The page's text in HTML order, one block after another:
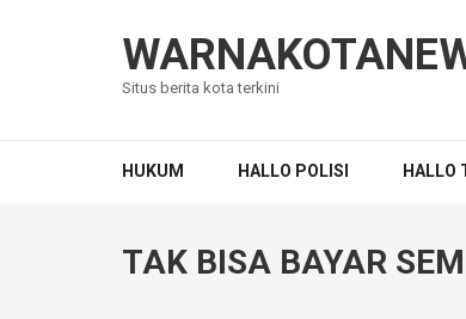
Situs berita kota terkini
HUKUM HALLO POLISI HALLO
TAK BISA BAYAR